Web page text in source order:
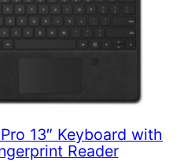
13″ Keyboard with
Reader